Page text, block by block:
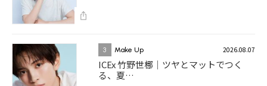
3 Make Up 2026.08.07
ICEx 竹野世梛｜ツヤとマットでつく
る、夏…